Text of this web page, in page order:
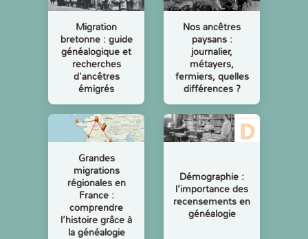
Migration
bretonne : guide
généalogique et
recherches
d'ancêtres
émigrés
Nos ancêtres
paysans :
journalier,
métayers,
fermiers, quelles
différences ?
Grandes
migrations
régionales en
France :
comprendre
l’histoire grâce à
la généalogie
Démographie :
l’importance des
recensements en
généalogie